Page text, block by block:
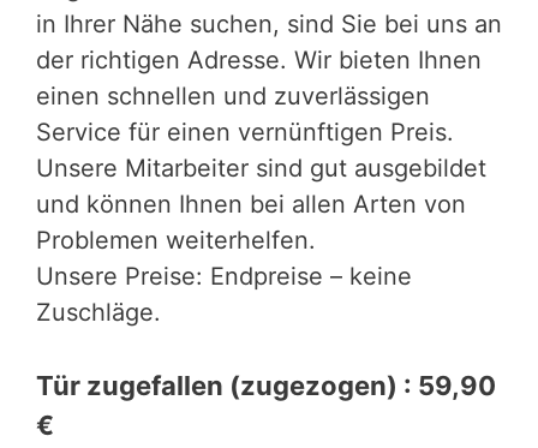
in Ihrer Nähe suchen, sind Sie bei uns an
der richtigen Adresse. Wir bieten Ihnen
einen schnellen und zuverlässigen
Service für einen vernünftigen Preis.
Unsere Mitarbeiter sind gut ausgebildet
und können Ihnen bei allen Arten von
Problemen weiterhelfen.
Unsere Preise: Endpreise – keine
Zuschläge.
Tür zugefallen (zugezogen) : 59,90
€